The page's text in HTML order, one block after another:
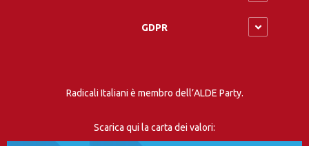
GDPR
Radicali Italiani è membro dell’ALDE Party.
Scarica qui la carta dei valori: